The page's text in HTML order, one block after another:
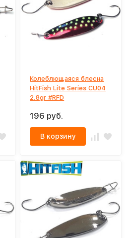
Колеблющаяся блесна
HitFish Lite Series CU04
2.8gr #RFD
196 руб.
В корзину